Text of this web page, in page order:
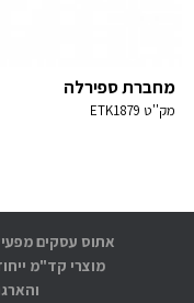
מחברת ספירלה
מק''ט ETK1879
מוצרי קד"מ